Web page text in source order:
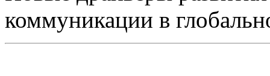
коммуникации в